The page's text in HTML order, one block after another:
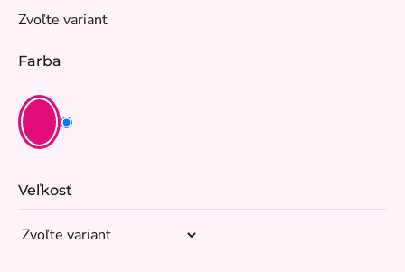
Jednotková
Zvoľte variant
Farba
Veľkosť